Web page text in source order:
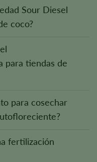
Sour Diesel
coco?
para tiendas de
para cosechar
fertilización